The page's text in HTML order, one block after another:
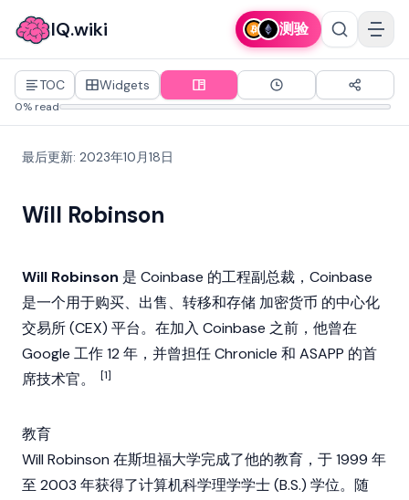
IQ.wiki 测验
TOC Widgets
0% read
最后更新: 2023年10月18日
Will Robinson
Will Robinson 是 Coinbase 的工程副总裁，Coinbase
是一个用于购买、出售、转移和存储 加密货币 的中心化
交易所 (CEX) 平台。在加入 Coinbase 之前，他曾在
Google 工作 12 年，并曾担任 Chronicle 和 ASAPP 的首
席技术官。
[1]
教育
Will Robinson 在斯坦福大学完成了他的教育，于 1999 年
至 2003 年获得了计算机科学理学学士 (B.S.) 学位。随